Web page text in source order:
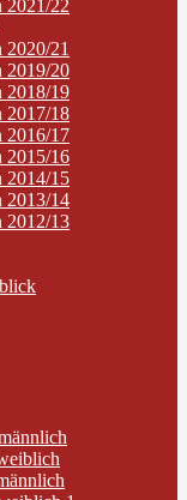
2021/22
2020/21
2019/20
2018/19
2017/18
2016/17
2015/16
2014/15
2013/14
2012/13